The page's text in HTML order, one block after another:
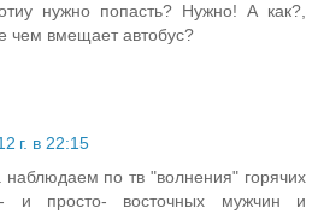
нужно попасть? Нужно! А как?,
чем вмещает автобус?
г. в 22:15
по тв "волнения" горячих
и просто- восточных мужчин и